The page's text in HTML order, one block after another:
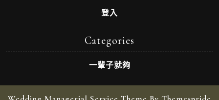
登入
Categories
一輩子就夠